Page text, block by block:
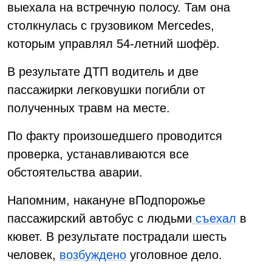
выехала на встречную полосу. Там она
столкнулась с грузовиком Mercedes,
которым управлял 54-летний шофёр.
В результате ДТП водитель и две
пассажирки легковушки погибли от
полученных травм на месте.
По факту произошедшего проводится
проверка, устанавливаются все
обстоятельства аварии.
Напомним, накануне вПодпорожье
пассажирский автобус с людьми съехал в
кювет. В результате пострадали шесть
человек, возбуждено уголовное дело.